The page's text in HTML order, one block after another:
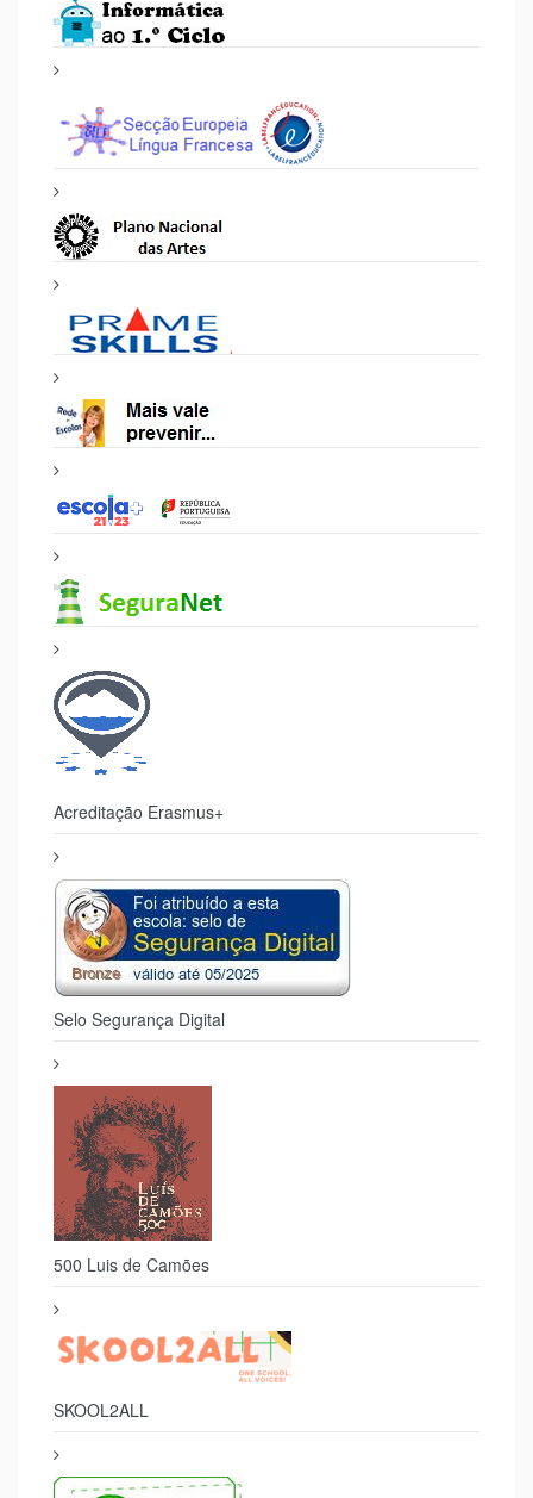
Acreditação Erasmus+
Selo Segurança Digital
500 Luis de Camões
SKOOL2ALL